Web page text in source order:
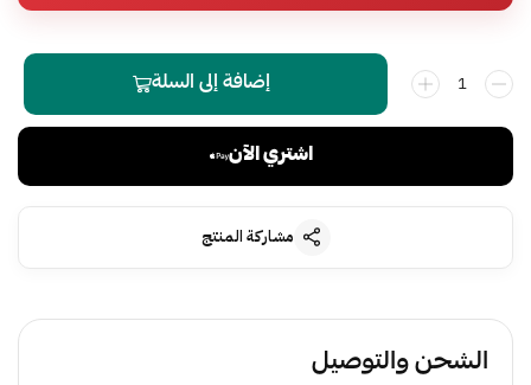
إضافة إلى السلة
اشتري الآن
مشاركة المنتج
الشحن والتوصيل